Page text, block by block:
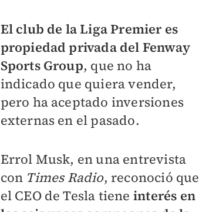
El club de la Liga Premier es
propiedad privada del Fenway
Sports Group, que no ha
indicado que quiera vender,
pero ha aceptado inversiones
externas en el pasado.
Errol Musk, en una entrevista
con Times Radio, reconoció que
el CEO de Tesla tiene interés en